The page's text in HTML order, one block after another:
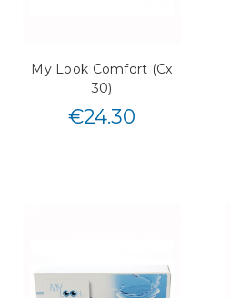
My Look Comfort (Cx
30)
€24.30